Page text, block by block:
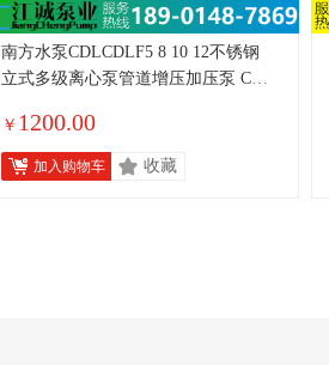
南方水泵CDLCDLF5 8 10 12不锈钢
立式多级离心泵管道增压加压泵 CDL
￥ 1200.00
加入购物车 收藏